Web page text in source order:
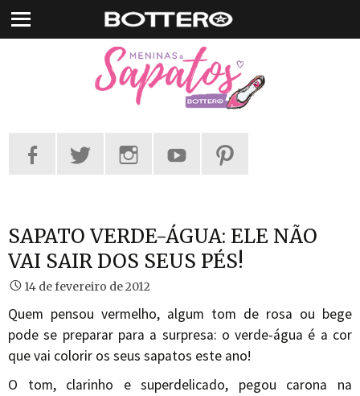
Pular
para
SAPATO VERDE-ÁGUA: ELE NÃO
VAI SAIR DOS SEUS PÉS!
14 de fevereiro de 2012
Quem pensou vermelho, algum tom de rosa ou bege
pode se preparar para a surpresa: o verde-água é a cor
que vai colorir os seus sapatos este ano!
O tom, clarinho e superdelicado, pegou carona na